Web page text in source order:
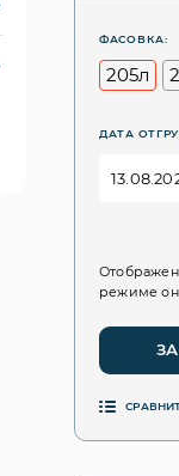
ФАСОВКА:
205л
ДАТА
режиме